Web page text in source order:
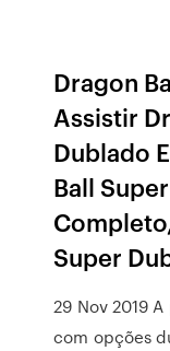
Dragon
Assistir
Dublado
Ball
Super
29 Nov 2019
com opções